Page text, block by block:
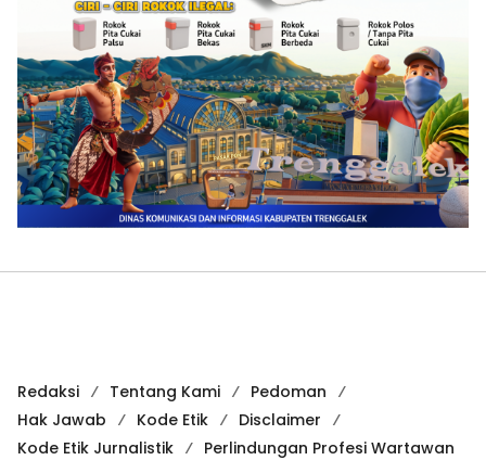
Redaksi Tentang Kami
Pedoman
Hak Jawab
Kode Etik
Disclaimer
Kode Etik Jurnalistik
Perlindungan Profesi Wartawan